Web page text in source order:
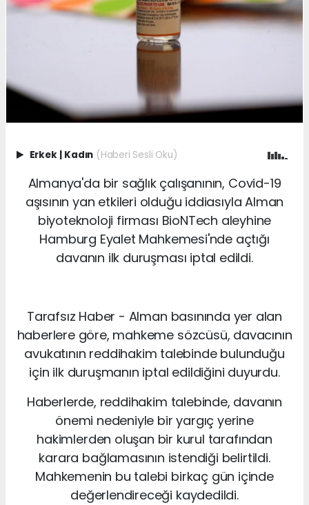
Erkek | Kadın (Haberi Sesli Oku)
Almanya'da bir sağlık çalışanının, Covid-19
aşısının yan etkileri olduğu iddiasıyla Alman
biyoteknoloji firması BioNTech aleyhine
Hamburg Eyalet Mahkemesi'nde açtığı
davanın ilk duruşması iptal edildi.
Tarafsız Haber - Alman basınında yer alan
haberlere göre, mahkeme sözcüsü, davacının
avukatının reddihakim talebinde bulunduğu
için ilk duruşmanın iptal edildiğini duyurdu.
Haberlerde, reddihakim talebinde, davanın
önemi nedeniyle bir yargıç yerine
hakimlerden oluşan bir kurul tarafından
karara bağlamasının istendiği belirtildi.
Mahkemenin bu talebi birkaç gün içinde
değerlendireceği kaydedildi.